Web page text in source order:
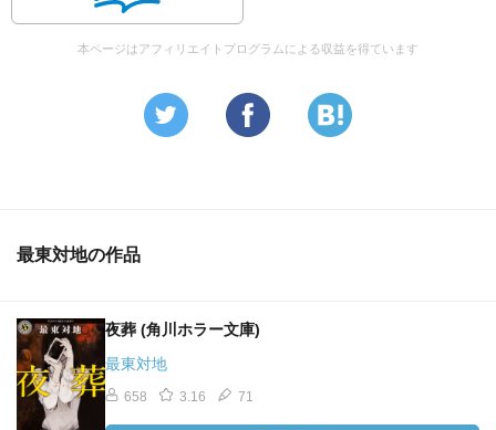
本ページはアフィリエイトプログラムによる収益を得ています
最東対地の作品
夜葬 (角川ホラー文庫)
最東対地
658 3.16 71